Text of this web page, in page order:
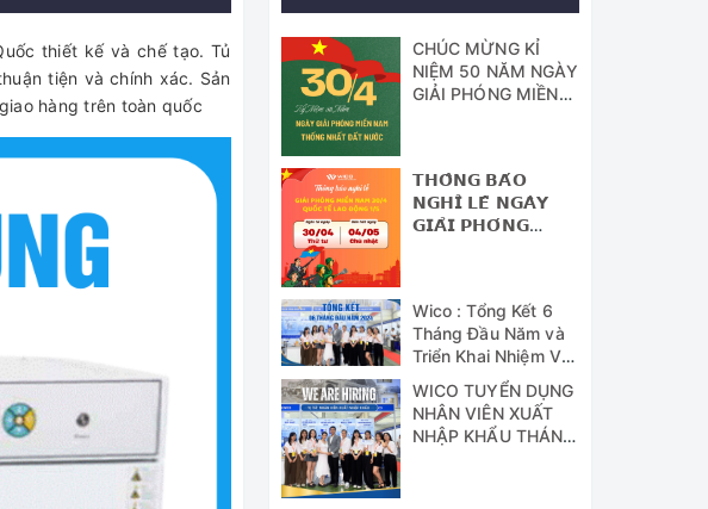
thiết kế và chế tạo. Tủ
tiện và chính xác. Sản
hàng trên toàn quốc
CHÚC MỪNG KỈ
NIỆM 50 NĂM NGÀY
GIẢI PHÓNG MIỀN
𝗧𝗛𝗢̂𝗡𝗚 𝗕𝗔́𝗢
𝗡𝗚𝗛𝗜̉ 𝗟𝗘̂̃ 𝗡𝗚𝗔̀𝗬
𝗚𝗜𝗔̉𝗜 𝗣𝗛𝗢́𝗡𝗚
(𝟭/𝟱)
Wico : Tổng Kết 6
Tháng Đầu Năm và
Triển Khai Nhiệm Vụ
Công Tác 6 Tháng
Cuối Năm 2024
WICO TUYỂN DỤNG
NHÂN VIÊN XUẤT
NHẬP KHẨU THÁNG